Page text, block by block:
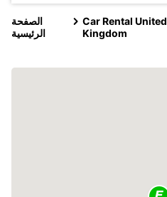
الصفحة
الرئيسية
Car Rental United
Kingdom